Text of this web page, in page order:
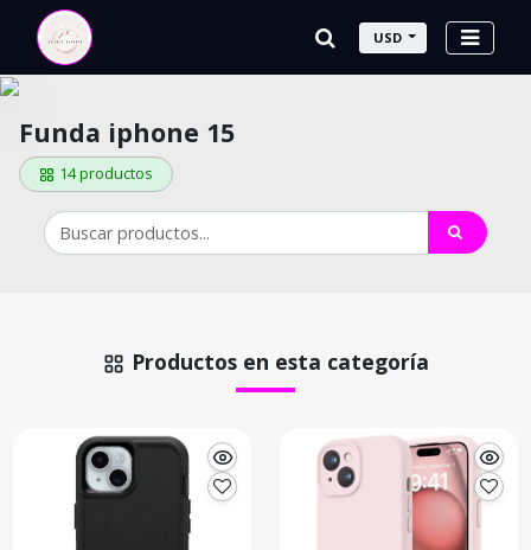
USD
Funda iphone 15
14 productos
Productos en esta categoría